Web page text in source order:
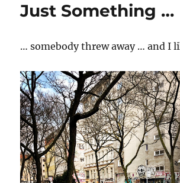
Just Something …
… somebody threw away … and I